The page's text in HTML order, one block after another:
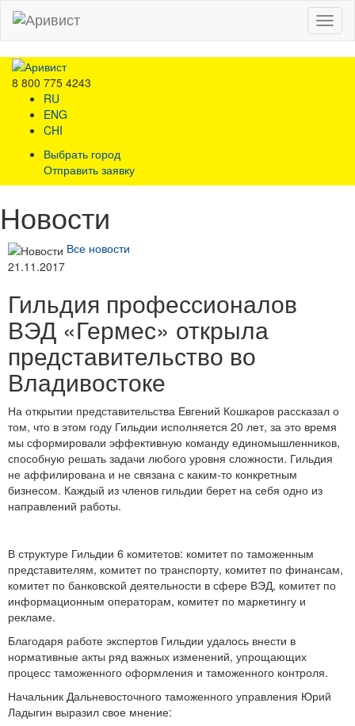
Menu
8 800 775 4243
RU
ENG
CHI
Выбрать город
Отправить заявку
Новости
Все новости
21.11.2017
Гильдия профессионалов
ВЭД «Гермес» открыла
представительство во
Владивостоке
На открытии представительства Евгений Кошкаров рассказал о
том, что в этом году Гильдии исполняется 20 лет, за это время
мы сформировали эффективную команду единомышленников,
способную решать задачи любого уровня сложности. Гильдия
не аффилирована и не связана с каким-то конкретным
бизнесом. Каждый из членов гильдии берет на себя одно из
направлений работы.
В структуре Гильдии 6 комитетов: комитет по таможенным
представителям, комитет по транспорту, комитет по финансам,
комитет по банковской деятельности в сфере ВЭД, комитет по
информационным операторам, комитет по маркетингу и
рекламе.
Благодаря работе экспертов Гильдии удалось внести в
нормативные акты ряд важных изменений, упрощающих
процесс таможенного оформления и таможенного контроля.
Начальник Дальневосточного таможенного управления Юрий
Ладыгин выразил свое мнение: